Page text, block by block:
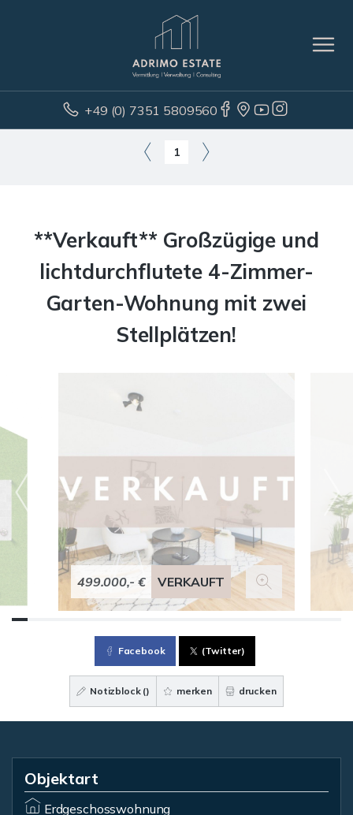
+49 (0) 7351 5809560
1
**Verkauft** Großzügige und
lichtdurchflutete 4-Zimmer-
Garten-Wohnung mit zwei
Stellplätzen!
499.000,- € VERKAUFT
Facebook (Twitter)
Notizblock () merken drucken
Objektart
Erdgeschosswohnung